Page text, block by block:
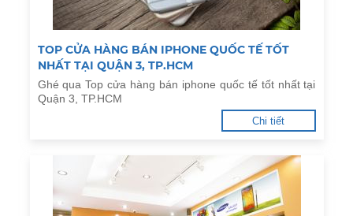
TOP CỬA HÀNG BÁN IPHONE QUỐC TẾ TỐT
NHẤT TẠI QUẬN 3, TP.HCM
Ghé qua Top cửa hàng bán iphone quốc tế tốt nhất tại
Quận 3, TP.HCM
Chi tiết